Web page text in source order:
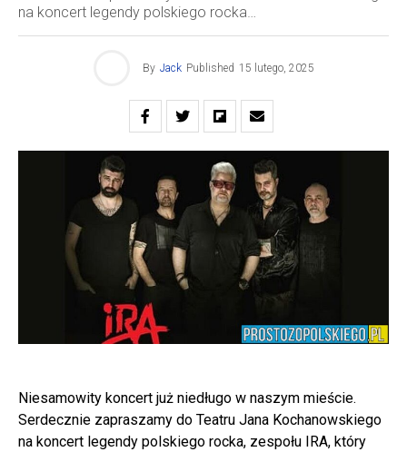
na koncert legendy polskiego rocka…
By Jack Published 15 lutego, 2025
Niesamowity koncert już niedługo w naszym mieście.
Serdecznie zapraszamy do Teatru Jana Kochanowskiego
na koncert legendy polskiego rocka, zespołu IRA, który